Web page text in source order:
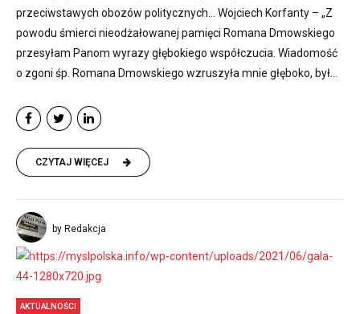
przeciwstawych obozów politycznych… Wojciech Korfanty – „Z
powodu śmierci nieodżałowanej pamięci Romana Dmowskiego
przesyłam Panom wyrazy głębokiego współczucia. Wiadomość
o zgoni śp. Romana Dmowskiego wzruszyła mnie głęboko, był...
CZYTAJ WIĘCEJ
by Redakcja
AKTUALNOŚCI